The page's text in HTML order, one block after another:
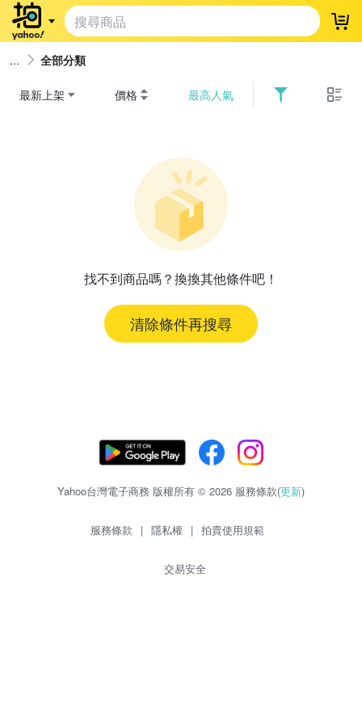
登
全部分類
最新上架 價格 最高人氣
找不到商品嗎？換換其他條件吧！
清除條件再搜尋
Yahoo台灣電子商務 版權所有 © 2026 服務條款(更新)
服務條款 | 隱私權 | 拍賣使用規範
交易安全